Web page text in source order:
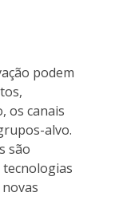
podem
os canais
alvo.
são